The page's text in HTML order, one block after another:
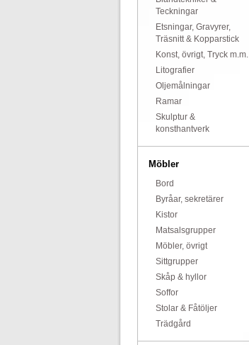
Teckningar
Etsningar, Gravyrer,
Träsnitt & Kopparstick
Konst, övrigt, Tryck m.m.
Litografier
Oljemålningar
Ramar
Skulptur &
konsthantverk
Möbler
Bord
Byråar, sekretärer
Kistor
Matsalsgrupper
Möbler, övrigt
Sittgrupper
Skåp & hyllor
Soffor
Stolar & Fåtöljer
Trädgård